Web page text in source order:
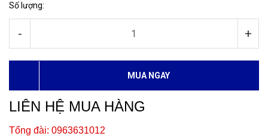
Số lượng:
- +
MUA NGAY
LIÊN HỆ MUA HÀNG
Tổng đài: 0963631012